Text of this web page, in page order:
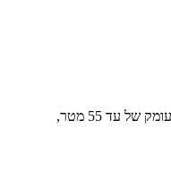
איינשטיין 11-13 תל אביב, קידוחי קרקע לעומק של עד 55 מטר,